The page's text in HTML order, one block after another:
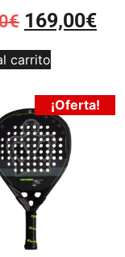
€ 169,00€
carrito
¡Oferta!